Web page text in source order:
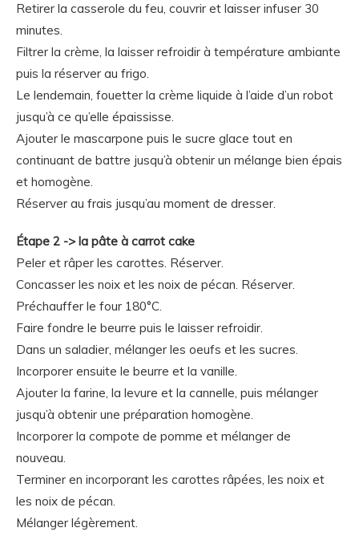
Retirer la casserole du feu, couvrir et laisser infuser 30
minutes.
Filtrer la crème, la laisser refroidir à température ambiante
puis la réserver au frigo.
Le lendemain, fouetter la crème liquide à l’aide d’un robot
jusqu’à ce qu’elle épaississe.
Ajouter le mascarpone puis le sucre glace tout en
continuant de battre jusqu’à obtenir un mélange bien épais
et homogène.
Réserver au frais jusqu’au moment de dresser.
Étape 2 -> la pâte à carrot cake
Peler et râper les carottes. Réserver.
Concasser les noix et les noix de pécan. Réserver.
Préchauffer le four 180°C.
Faire fondre le beurre puis le laisser refroidir.
Dans un saladier, mélanger les oeufs et les sucres.
Incorporer ensuite le beurre et la vanille.
Ajouter la farine, la levure et la cannelle, puis mélanger
jusqu’à obtenir une préparation homogène.
Incorporer la compote de pomme et mélanger de
nouveau.
Terminer en incorporant les carottes râpées, les noix et
les noix de pécan.
Mélanger légèrement.